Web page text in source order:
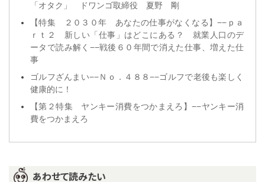
「オタク」 ドワンゴ取締役 夏野 剛
【特集 ２０３０年 あなたの仕事がなくなる】−−ｐａ
ｒｔ２ 新しい「仕事」はどこにある？ 就業人口のデ
ータで読み解く−−戦後６０年間で消えた仕事、増えた仕
事
ゴルフざんまい−−Ｎｏ．４８８−−ゴルフで老後も楽しく
健康的に！
【第２特集 ヤンキー消費をつかまえろ】−−ヤンキー消
費をつかまえろ
あわせて読みたい